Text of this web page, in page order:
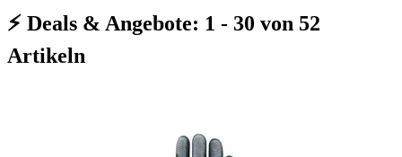
⚡ Deals & Angebote: 1 - 30 von 52
Artikeln